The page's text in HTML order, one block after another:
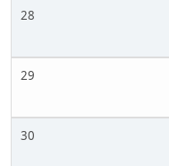
28
29
30